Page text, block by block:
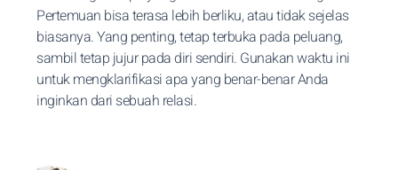
Pertemuan bisa terasa lebih berliku, atau tidak sejelas
biasanya. Yang penting, tetap terbuka pada peluang,
sambil tetap jujur pada diri sendiri. Gunakan waktu ini
untuk mengklarifikasi apa yang benar-benar Anda
inginkan dari sebuah relasi.